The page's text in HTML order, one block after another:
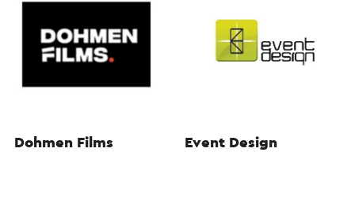
Dohmen Films Event Design